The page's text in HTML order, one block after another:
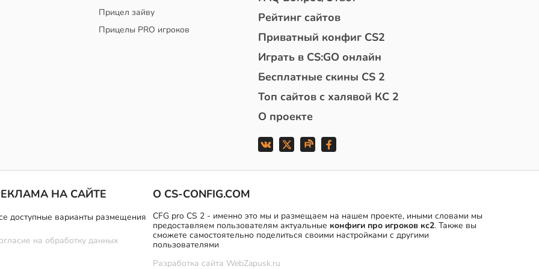
Прицел зайву
Прицелы PRO игроков
Рейтинг сайтов
Приватный конфиг CS2
Играть в CS:GO онлайн
Бесплатные скины CS 2
Топ сайтов с халявой КС 2
О проекте
НА САЙТЕ
доступные варианты размещения
на обработку данных
О CS-CONFIG.COM
CFG pro CS 2 - именно это мы и размещаем на нашем проекте, иными словами мы
предоставляем пользователям актуальные конфиги про игроков кс2. Также вы
сможете самостоятельно поделиться своими настройками с другими
пользователями
Разработка сайта WebZapusk.ru